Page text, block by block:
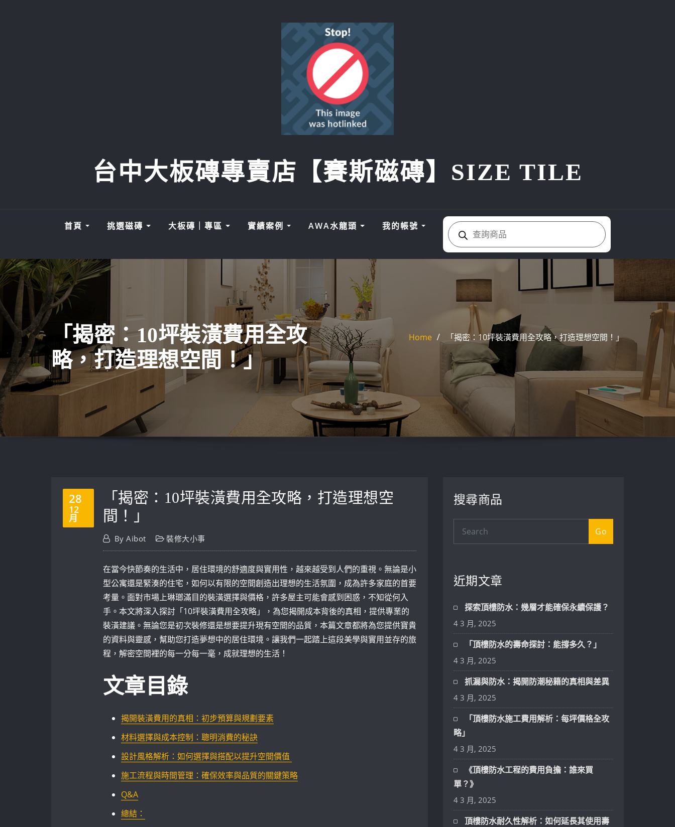
台中大板磚專賣店【賽斯磁磚】SIZE TILE
首頁 挑選磁磚 大板磚｜專區 實績案例 AWA水龍頭 我的帳號 Products
search
「揭密：10坪裝潢費用全攻
略，打造理想空間！」
Home 「揭密：10坪裝潢費用全攻略，打造理想空間！」
28
12
月
「揭密：10坪裝潢費用全攻略，打造理想空
間！」
ByAibot 裝修大小事
在當今快節奏的生活中，居住環境的舒適度與實用性，越來越受到人們的重視。無論是小
型公寓還是緊湊的住宅，如何以有限的空間創造出理想的生活氛圍，成為許多家庭的首要
考量。面對市場上琳瑯滿目的裝潢選擇與價格，許多屋主可能會感到困惑，不知從何入
手。本文將深入探討「10坪裝潢費用全攻略」，為您揭開成本背後的真相，提供專業的
裝潢建議。無論您是初次裝修還是想要提升現有空間的品質，本篇文章都將為您提供寶貴
的資料與靈感，幫助您打造夢想中的居住環境。讓我們一起踏上這段美學與實用並存的旅
程，解密空間裡的每一分每一毫，成就理想的生活！
文章目錄
揭開裝潢費用的真相：初步預算與規劃要素
材料選擇與成本控制：聰明消費的秘訣‌
設計風格解析：如何選擇與搭配以提升空間價值 ‍
施工流程與時間管理：確保效率與品質的關鍵策略
Q&A
總結：
搜尋商品
Go
近期文章
探索頂樓防水：幾層才能確保永續保護？
4 3 月, 2025
「頂樓防水的壽命探討：能撐多久？」
4 3 月, 2025
抓漏與防水：揭開防潮秘籍的真相與差異
4 3 月, 2025
「頂樓防水施工費用解析：每坪價格全攻
略」
4 3 月, 2025
《頂樓防水工程的費用負擔：誰來買
單？》
4 3 月, 2025
頂樓防水耐久性解析：如何延長其使用壽